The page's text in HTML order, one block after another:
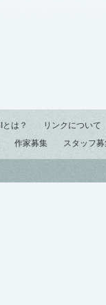
とは？ リンクについて
作家募集 スタッフ募